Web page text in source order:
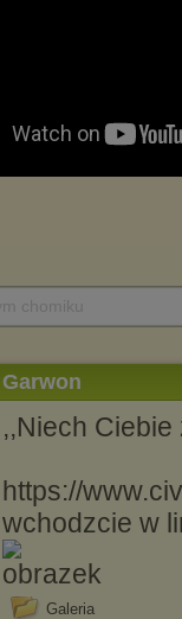
Garwon
,,Niech Ciebie
https://
wchodzcie w
Galeria